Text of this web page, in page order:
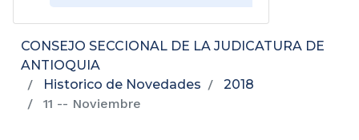
CONSEJO SECCIONAL DE LA JUDICATURA DE
ANTIOQUIA
Historico de Novedades
2018
11 -- Noviembre